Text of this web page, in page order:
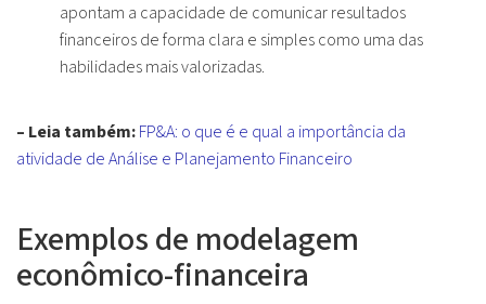
apontam a capacidade de comunicar resultados
financeiros de forma clara e simples como uma das
habilidades mais valorizadas.
– Leia também:FP&A: o que é e qual a importância da
atividade de Análise e Planejamento Financeiro
Exemplos de modelagem
econômico-financeira